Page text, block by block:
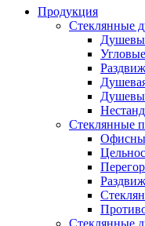
Продукция
Стеклянные
Стеклянные
Стеклянные